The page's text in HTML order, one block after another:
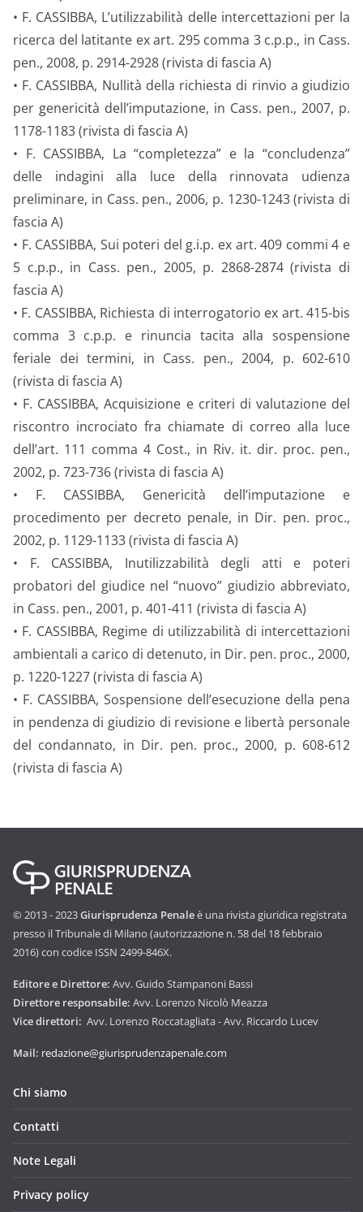
• F. CASSIBBA, L’utilizzabilità delle intercettazioni per la
ricerca del latitante ex art. 295 comma 3 c.p.p., in Cass.
pen., 2008, p. 2914-2928 (rivista di fascia A)
• F. CASSIBBA, Nullità della richiesta di rinvio a giudizio
per genericità dell’imputazione, in Cass. pen., 2007, p.
1178-1183 (rivista di fascia A)
• F. CASSIBBA, La “completezza” e la “concludenza”
delle indagini alla luce della rinnovata udienza
preliminare, in Cass. pen., 2006, p. 1230-1243 (rivista di
fascia A)
• F. CASSIBBA, Sui poteri del g.i.p. ex art. 409 commi 4 e
5 c.p.p., in Cass. pen., 2005, p. 2868-2874 (rivista di
fascia A)
• F. CASSIBBA, Richiesta di interrogatorio ex art. 415-bis
comma 3 c.p.p. e rinuncia tacita alla sospensione
feriale dei termini, in Cass. pen., 2004, p. 602-610
(rivista di fascia A)
• F. CASSIBBA, Acquisizione e criteri di valutazione del
riscontro incrociato fra chiamate di correo alla luce
dell’art. 111 comma 4 Cost., in Riv. it. dir. proc. pen.,
2002, p. 723-736 (rivista di fascia A)
• F. CASSIBBA, Genericità dell’imputazione e
procedimento per decreto penale, in Dir. pen. proc.,
2002, p. 1129-1133 (rivista di fascia A)
• F. CASSIBBA, Inutilizzabilità degli atti e poteri
probatori del giudice nel “nuovo” giudizio abbreviato,
in Cass. pen., 2001, p. 401-411 (rivista di fascia A)
• F. CASSIBBA, Regime di utilizzabilità di intercettazioni
ambientali a carico di detenuto, in Dir. pen. proc., 2000,
p. 1220-1227 (rivista di fascia A)
• F. CASSIBBA, Sospensione dell’esecuzione della pena
in pendenza di giudizio di revisione e libertà personale
del condannato, in Dir. pen. proc., 2000, p. 608-612
(rivista di fascia A)
© 2013 - 2023Giurisprudenza Penaleè una rivista giuridica registrata
presso il Tribunale di Milano (autorizzazione n. 58 del 18 febbraio
2016) con codice ISSN 2499-846X.
Editore e Direttore: Avv. Guido Stampanoni Bassi
Direttore responsabile: Avv. Lorenzo Nicolò Meazza
Vice direttori: Avv. Lorenzo Roccatagliata - Avv. Riccardo Lucev
Mail: redazione@giurisprudenzapenale.com
Chi siamo
Contatti
Note Legali
Privacy policy